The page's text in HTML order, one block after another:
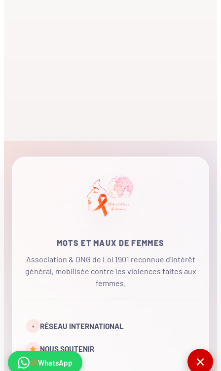
MOTS ET MAUX DE FEMMES
Association & ONG de Loi 1901 reconnue d'intérêt
général, mobilisée contre les violences faites aux
femmes.
• RÉSEAU INTERNATIONAL
NOUS SOUTENIR
WhatsApp ✕